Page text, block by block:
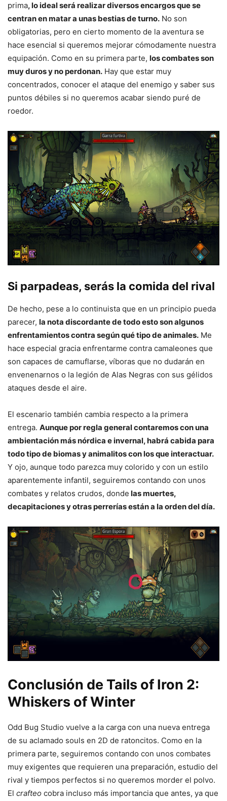
prima, lo ideal será realizar diversos encargos que se
centran en matar a unas bestias de turno. No son
obligatorias, pero en cierto momento de la aventura se
hace esencial si queremos mejorar cómodamente nuestra
equipación. Como en su primera parte, los combates son
muy duros y no perdonan. Hay que estar muy
concentrados, conocer el ataque del enemigo y saber sus
puntos débiles si no queremos acabar siendo puré de
roedor.
Si parpadeas, serás la comida del rival
De hecho, pese a lo continuista que en un principio pueda
parecer, la nota discordante de todo esto son algunos
enfrentamientos contra según qué tipo de animales. Me
hace especial gracia enfrentarme contra camaleones que
son capaces de camuflarse, víboras que no dudarán en
envenenarnos o la legión de Alas Negras con sus gélidos
ataques desde el aire.
El escenario también cambia respecto a la primera
entrega. Aunque por regla general contaremos con una
ambientación más nórdica e invernal, habrá cabida para
todo tipo de biomas y animalitos con los que interactuar.
Y ojo, aunque todo parezca muy colorido y con un estilo
aparentemente infantil, seguiremos contando con unos
combates y relatos crudos, donde las muertes,
decapitaciones y otras perrerías están a la orden del día.
Conclusión de Tails of Iron 2:
Whiskers of Winter
Odd Bug Studio vuelve a la carga con una nueva entrega
de su aclamado souls en 2D de ratoncitos. Como en la
primera parte, seguiremos contando con unos combates
muy exigentes que requieren una preparación, estudio del
rival y tiempos perfectos si no queremos morder el polvo.
El crafteo cobra incluso más importancia que antes, ya que